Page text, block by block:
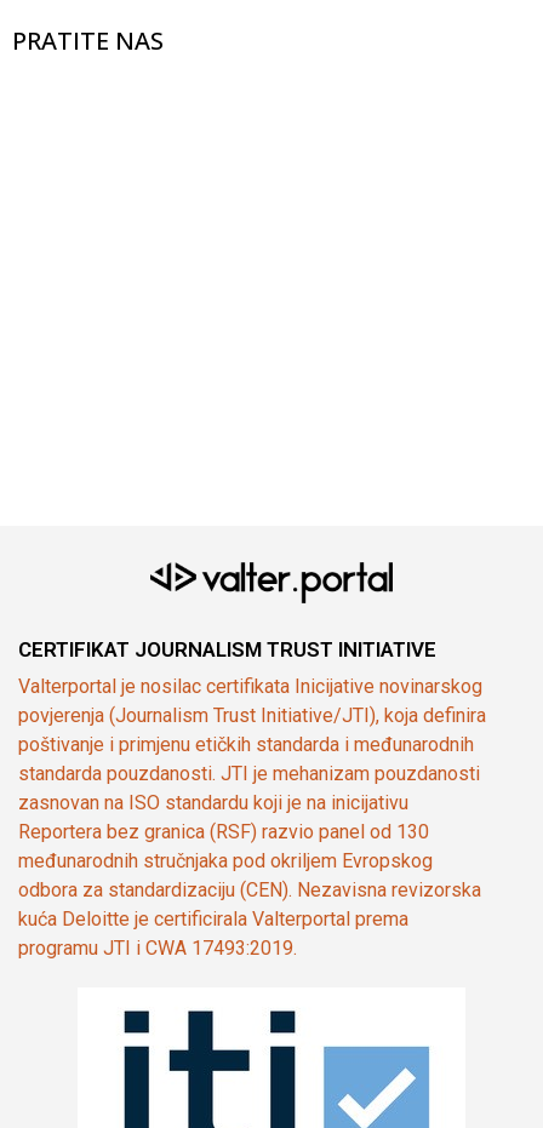
PRATITE NAS
CERTIFIKAT JOURNALISM TRUST INITIATIVE
Valterportal je nosilac certifikata Inicijative novinarskog
povjerenja (Journalism Trust Initiative/JTI), koja definira
poštivanje i primjenu etičkih standarda i međunarodnih
standarda pouzdanosti. JTI je mehanizam pouzdanosti
zasnovan na ISO standardu koji je na inicijativu
Reportera bez granica (RSF) razvio panel od 130
međunarodnih stručnjaka pod okriljem Evropskog
odbora za standardizaciju (CEN). Nezavisna revizorska
kuća Deloitte je certificirala Valterportal prema
programu JTI i CWA 17493:2019.